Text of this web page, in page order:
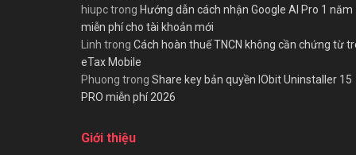
hiupctrong Hướng dẫn cách nhận Google AI Pro 1 năm
miễn phí cho tài khoản mới
Linh trong Cách hoàn thuế TNCN không cần chứng từ
eTax Mobile
Phuong trong Share key bản quyền IObit Uninstaller 15
PRO miễn phí 2026
Giới thiệu